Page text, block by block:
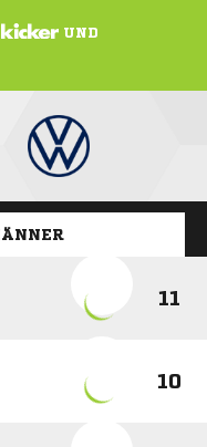
KICKER UND
11
10